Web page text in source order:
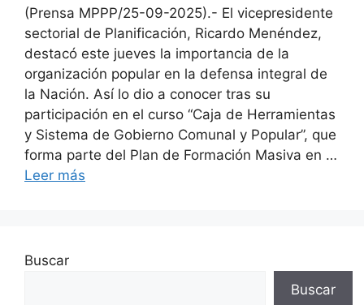
(Prensa MPPP/25-09-2025).- El vicepresidente
sectorial de Planificación, Ricardo Menéndez,
destacó este jueves la importancia de la
organización popular en la defensa integral de
la Nación. Así lo dio a conocer tras su
participación en el curso “Caja de Herramientas
y Sistema de Gobierno Comunal y Popular”, que
forma parte del Plan de Formación Masiva en …
Leer más
Buscar
Buscar